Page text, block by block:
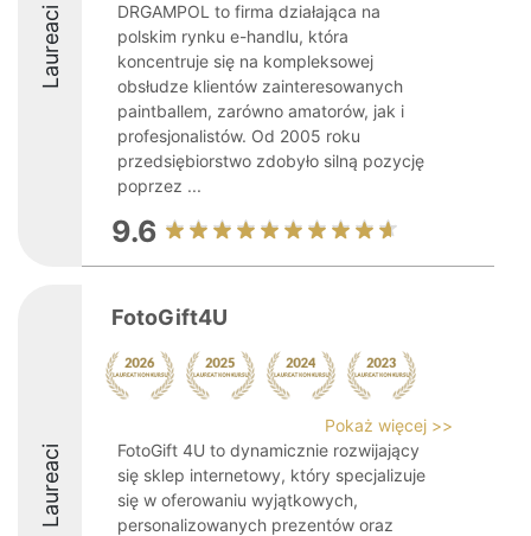
Laureaci
DRGAMPOL to firma działająca na
polskim rynku e-handlu, która
koncentruje się na kompleksowej
obsłudze klientów zainteresowanych
paintballem, zarówno amatorów, jak i
profesjonalistów. Od 2005 roku
przedsiębiorstwo zdobyło silną pozycję
poprzez ...
9.6
Laureaci
FotoGift4U
Pokaż więcej >>
FotoGift 4U to dynamicznie rozwijający
się sklep internetowy, który specjalizuje
się w oferowaniu wyjątkowych,
personalizowanych prezentów oraz